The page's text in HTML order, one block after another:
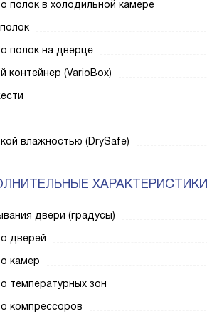
полок в холодильной камере
полок на дверце
контейнер (VarioBox)
влажностью (DrySafe)
ХАРАКТЕРИСТИКИ
двери (градусы)
дверей
камер
температурных зон
компрессоров